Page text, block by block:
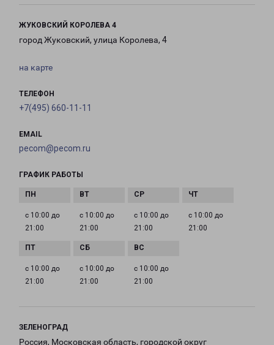
ЖУКОВСКИЙ КОРОЛЕВА 4
город Жуковский, улица Королева, 4
на карте
ТЕЛЕФОН
+7(495) 660-11-11
EMAIL
pecom@pecom.ru
ГРАФИК РАБОТЫ
с 10:00 до
21:00
с 10:00 до
21:00
с 10:00 до
21:00
с 10:00 до
21:00
с 10:00 до
21:00
с 10:00 до
21:00
с 10:00 до
21:00
ЗЕЛЕНОГРАД
Россия, Московская область, городской округ